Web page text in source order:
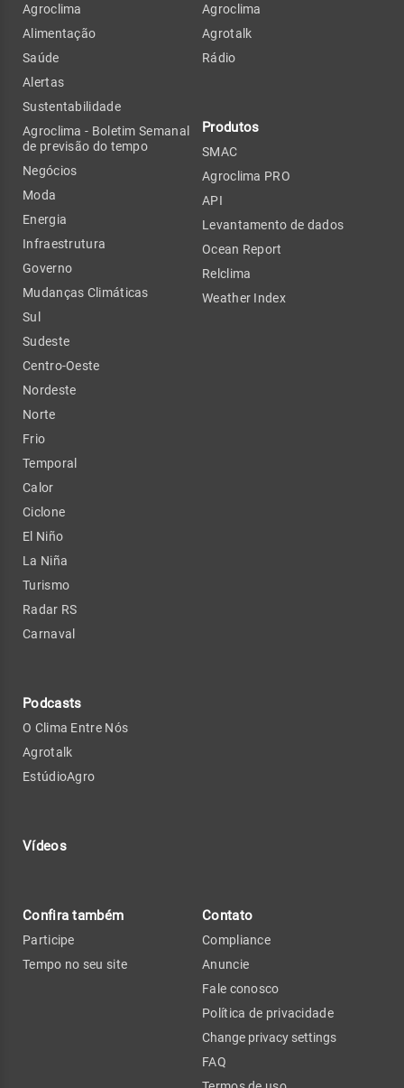
Agroclima
Alimentação
Saúde
Alertas
Sustentabilidade
Agroclima - Boletim Semanal
de previsão do tempo
Negócios
Moda
Energia
Infraestrutura
Governo
Mudanças Climáticas
Sul
Sudeste
Centro-Oeste
Nordeste
Norte
Frio
Temporal
Calor
Ciclone
El Niño
La Niña
Turismo
Radar RS
Carnaval
Podcasts
O Clima Entre Nós
Agrotalk
EstúdioAgro
Vídeos
Agroclima
Agrotalk
Rádio
Produtos
SMAC
Agroclima PRO
API
Levantamento de dados
Ocean Report
Relclima
Weather Index
Confira também
Participe
Tempo no seu site
Contato
Compliance
Anuncie
Fale conosco
Política de privacidade
Change privacy settings
FAQ